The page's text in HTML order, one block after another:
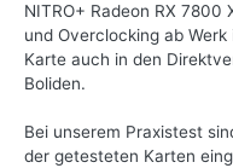
NITRO+ Radeon RX
und Overclocking ab
Karte auch in den
Boliden.
Bei unserem Praxistest
der getesteten Karten